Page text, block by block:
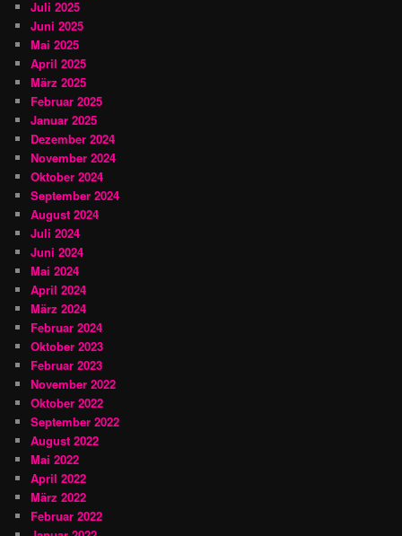
Juli 2025
Juni 2025
Mai 2025
April 2025
März 2025
Februar 2025
Januar 2025
Dezember 2024
November 2024
Oktober 2024
September 2024
August 2024
Juli 2024
Juni 2024
Mai 2024
April 2024
März 2024
Februar 2024
Oktober 2023
Februar 2023
November 2022
Oktober 2022
September 2022
August 2022
Mai 2022
April 2022
März 2022
Februar 2022